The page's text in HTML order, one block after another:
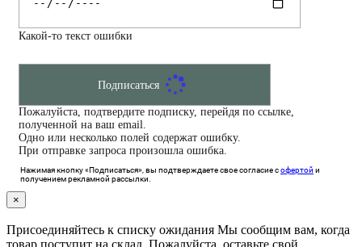
Какой-то текст ошибки
Подписаться
Пожалуйста, подтвердите подписку, перейдя по ссылке,
полученной на ваш email.
Одно или несколько полей содержат ошибку.
При отправке запроса произошла ошибка.
Нажимая кнопку «Подписаться», вы подтверждаете свое согласие софертой и
получением рекламной рассылки.
×
Присоединяйтесь к списку ожидания Мы сообщим вам, когда
товар поступит на склад. Пожалуйста, оставьте свой